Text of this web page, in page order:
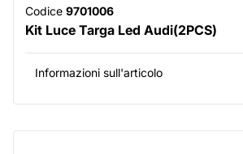
Codice 9701006
Kit Luce Targa Led Audi(2PCS)
Informazioni sull'articolo